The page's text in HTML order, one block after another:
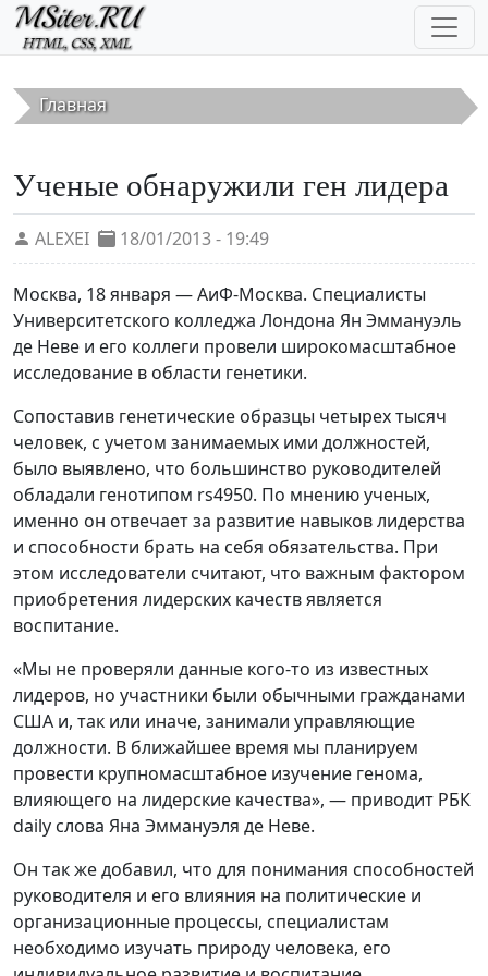
Перейти к основному содержанию
Главная
Ученые обнаружили ген лидера
ALEXEI 18/01/2013 - 19:49
Москва, 18 января — АиФ-Москва. Специалисты
Университетского колледжа Лондона Ян Эммануэль
де Неве и его коллеги провели широкомасштабное
исследование в области генетики.
Сопоставив генетические образцы четырех тысяч
человек, с учетом занимаемых ими должностей,
было выявлено, что большинство руководителей
обладали генотипом rs4950. По мнению ученых,
именно он отвечает за развитие навыков лидерства
и способности брать на себя обязательства. При
этом исследователи считают, что важным фактором
приобретения лидерских качеств является
воспитание.
«Мы не проверяли данные кого-то из известных
лидеров, но участники были обычными гражданами
США и, так или иначе, занимали управляющие
должности. В ближайшее время мы планируем
провести крупномасштабное изучение генома,
влияющего на лидерские качества», — приводит РБК
daily слова Яна Эммануэля де Неве.
Он так же добавил, что для понимания способностей
руководителя и его влияния на политические и
организационные процессы, специалистам
необходимо изучать природу человека, его